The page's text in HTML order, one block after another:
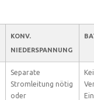
KONV.
NIEDERSPANNUNG
Separate
Stromleitung nötig
oder